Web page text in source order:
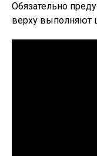
Обязательно
верху выполняют